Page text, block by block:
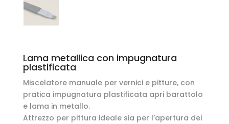
Lama metallica con impugnatura
plastificata
Miscelatore manuale per vernici e pitture, con
pratica impugnatura plastificata apri barattolo
e lama in metallo.
Attrezzo per pittura ideale sia per l’apertura dei